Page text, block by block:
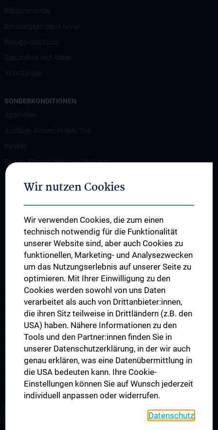
SONDERKONDITIONEN
Beauty, Fitness, Massage, Wellness
Brillen, Optik
Ernährung, Kulinarik
Großmärkte
Telekommunikation
Uhren, Schmuck
Veranstaltungen, Kultur
Versicherungen
Zeitungen, Copy, Druck
Wir nutzen Cookies
Wir verwenden Cookies, die zum einen
technisch notwendig für die Funktionalität
unserer Website sind, aber auch Cookies zu
funktionellen, Marketing- und Analysezwecken
um das Nutzungserlebnis auf unserer Seite zu
optimieren. Mit Ihrer Einwilligung zu den
Cookies werden sowohl von uns Daten
verarbeitet als auch von Drittanbieter:innen,
die ihren Sitz teilweise in Drittländern (z.B. den
USA) haben. Nähere Informationen zu den
Tools und den Partner:innen finden Sie in
unserer Datenschutzerklärung, in der wir auch
genau erklären, was eine Datenübermittlung in
die USA bedeuten kann. Ihre Cookie-
Einstellungen können Sie auf Wunsch jederzeit
individuell anpassen oder widerrufen.
Datenschutz